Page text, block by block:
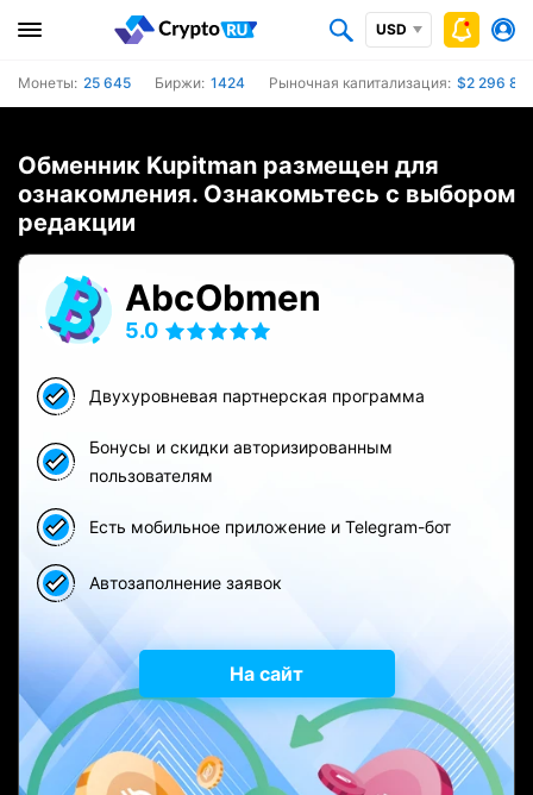
USD
Монеты: 25 645 Биржи: 1424 Рыночная капитализация: $2 296
Обменник Kupitman размещен для
ознакомления. Ознакомьтесь с выбором
редакции
AbcObmen
5.0
Двухуровневая партнерская программа
Бонусы и скидки авторизированным
пользователям
Есть мобильное приложение и Telegram-бот
Автозаполнение заявок
На сайт